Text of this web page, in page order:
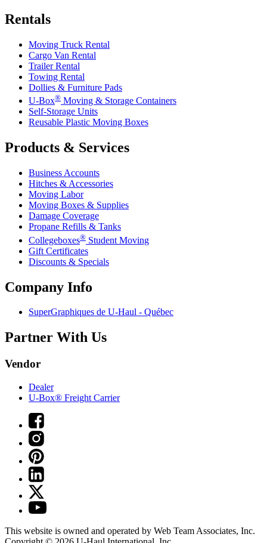
Rentals
Moving Truck Rental
Cargo Van Rental
Trailer Rental
Towing Rental
Dollies & Furniture Pads
U-Box® Moving & Storage Containers
Self-Storage Units
Reusable Plastic Moving Boxes
Products & Services
Business Accounts
Hitches & Accessories
Moving Labor
Moving Boxes & Supplies
Damage Coverage
Propane Refills & Tanks
Collegeboxes® Student Moving
Gift Certificates
Discounts & Specials
Company Info
SuperGraphiques de U-Haul - Québec
Partner With Us
Vendor
Dealer
U-Box® Freight Carrier
This website is owned and operated by Web Team Associates, Inc.